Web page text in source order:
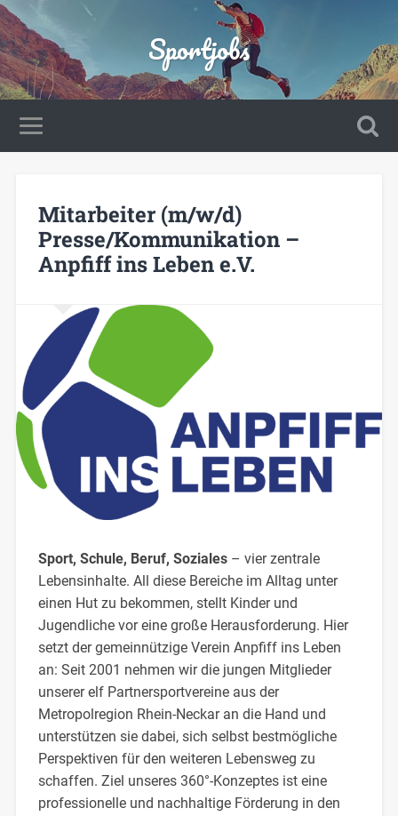
Sportjobs
Mitarbeiter (m/w/d)
Presse/Kommunikation –
Anpfiff ins Leben e.V.
Sport, Schule, Beruf, Soziales– vier zentrale
Lebensinhalte. All diese Bereiche im Alltag unter
einen Hut zu bekommen, stellt Kinder und
Jugendliche vor eine große Herausforderung. Hier
setzt der gemeinnützige Verein Anpfiff ins Leben
an: Seit 2001 nehmen wir die jungen Mitglieder
unserer elf Partnersportvereine aus der
Metropolregion Rhein-Neckar an die Hand und
unterstützen sie dabei, sich selbst bestmögliche
Perspektiven für den weiteren Lebensweg zu
schaffen. Ziel unseres 360°-Konzeptes ist eine
professionelle und nachhaltige Förderung in den